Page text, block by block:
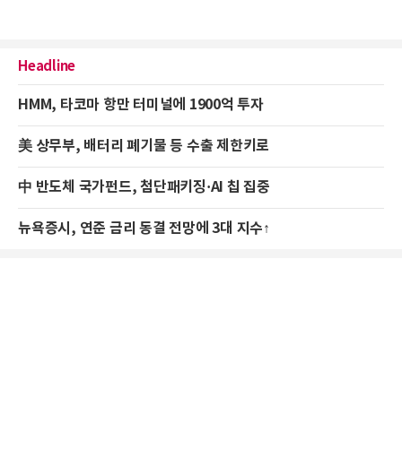
Headline
HMM, 타코마 항만 터미널에 1900억 투자
美 상무부, 배터리 폐기물 등 수출 제한키로
中 반도체 국가펀드, 첨단패키징·AI 칩 집중
뉴욕증시, 연준 금리 동결 전망에 3대 지수↑